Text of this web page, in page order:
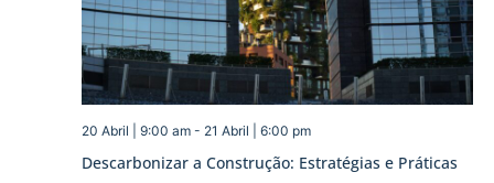
Descarbonizar a Construção: Estratégias e Práticas
20 Abril | 9:00 am- 21 Abril | 6:00 pm